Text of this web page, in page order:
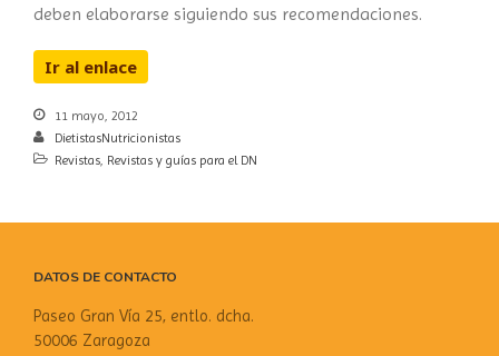
deben elaborarse siguiendo sus recomendaciones.
Ir al enlace
11 mayo, 2012
DietistasNutricionistas
Revistas, Revistas y guías para el DN
DATOS DE CONTACTO
Paseo Gran Vía 25, entlo. dcha.
50006 Zaragoza